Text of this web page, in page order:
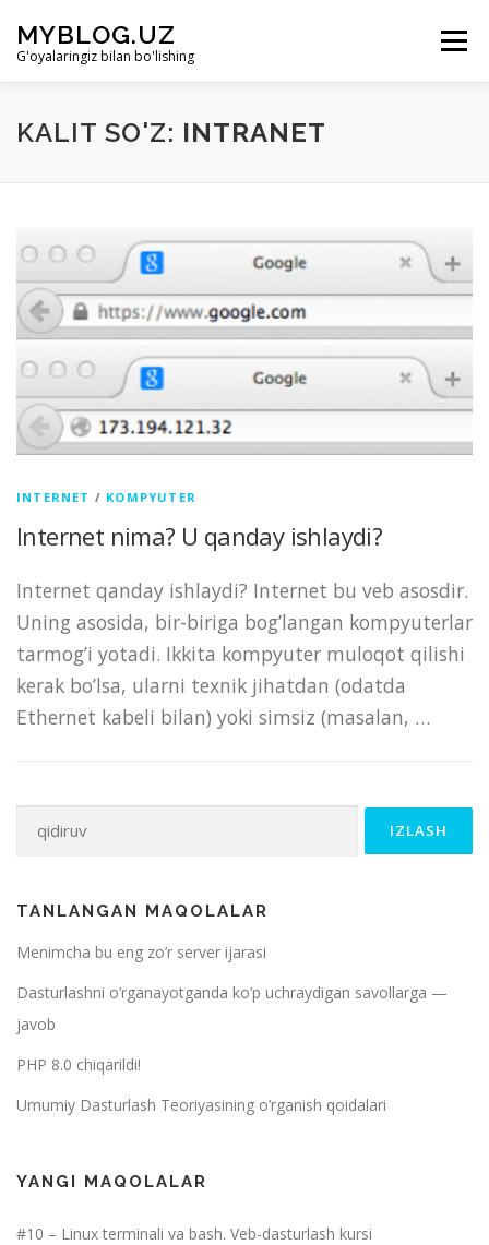
MYBLOG.UZ
G'oyalaringiz bilan bo'lishing
Menu
LOYIHA HAQIDA BO’LIMLAR KIRISH
KALIT SO'Z: INTRANET
INTERNET / KOMPYUTER
Internet nima? U qanday ishlaydi?
Internet qanday ishlaydi? Internet bu veb asosdir.
Uning asosida, bir-biriga bog’langan kompyuterlar
tarmog’i yotadi. Ikkita kompyuter muloqot qilishi
kerak bo’lsa, ularni texnik jihatdan (odatda
Ethernet kabeli bilan) yoki simsiz (masalan, …
Qidirshish:
TANLANGAN MAQOLALAR
Menimcha bu eng zo’r server ijarasi
Dasturlashni o’rganayotganda ko’p uchraydigan savollarga —
javob
PHP 8.0 chiqarildi!
Umumiy Dasturlash Teoriyasining o’rganish qoidalari
YANGI MAQOLALAR
#10 – Linux terminali va bash. Veb-dasturlash kursi